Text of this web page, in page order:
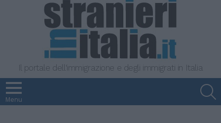
Il portale dell'immigrazione e degli immigrati in Italia
Menu